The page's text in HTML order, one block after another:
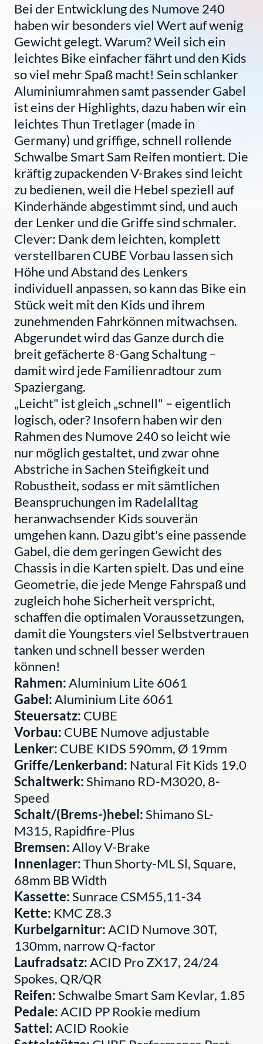
Bei der Entwicklung des Numove 240
haben wir besonders viel Wert auf wenig
Gewicht gelegt. Warum? Weil sich ein
leichtes Bike einfacher fährt und den Kids
so viel mehr Spaß macht! Sein schlanker
Aluminiumrahmen samt passender Gabel
ist eins der Highlights, dazu haben wir ein
leichtes Thun Tretlager (made in
Germany) und griffige, schnell rollende
Schwalbe Smart Sam Reifen montiert. Die
kräftig zupackenden V-Brakes sind leicht
zu bedienen, weil die Hebel speziell auf
Kinderhände abgestimmt sind, und auch
der Lenker und die Griffe sind schmaler.
Clever: Dank dem leichten, komplett
verstellbaren CUBE Vorbau lassen sich
Höhe und Abstand des Lenkers
individuell anpassen, so kann das Bike ein
Stück weit mit den Kids und ihrem
zunehmenden Fahrkönnen mitwachsen.
Abgerundet wird das Ganze durch die
breit gefächerte 8-Gang Schaltung –
damit wird jede Familienradtour zum
Spaziergang.
„Leicht" ist gleich „schnell" – eigentlich
logisch, oder? Insofern haben wir den
Rahmen des Numove 240 so leicht wie
nur möglich gestaltet, und zwar ohne
Abstriche in Sachen Steifigkeit und
Robustheit, sodass er mit sämtlichen
Beanspruchungen im Radelalltag
heranwachsender Kids souverän
umgehen kann. Dazu gibt's eine passende
Gabel, die dem geringen Gewicht des
Chassis in die Karten spielt. Das und eine
Geometrie, die jede Menge Fahrspaß und
zugleich hohe Sicherheit verspricht,
schaffen die optimalen Voraussetzungen,
damit die Youngsters viel Selbstvertrauen
tanken und schnell besser werden
können!
Rahmen:Aluminium Lite 6061
Gabel:Aluminium Lite 6061
Steuersatz: CUBE
Vorbau: CUBE Numove adjustable
Lenker: CUBE KIDS 590mm, Ø 19mm
Griffe/Lenkerband: Natural Fit Kids 19.0
Schaltwerk:Shimano RD-M3020, 8-
Speed
Schalt/(Brems-)hebel:Shimano SL-
M315, Rapidfire-Plus
Bremsen:Alloy V-Brake
Innenlager:Thun Shorty-ML Sl, Square,
68mm BB Width
Kassette:Sunrace CSM55,11-34
Kette: KMC Z8.3
Kurbelgarnitur:ACID Numove 30T,
130mm, narrow Q-factor
Laufradsatz:ACID Pro ZX17, 24/24
Spokes, QR/QR
Reifen:Schwalbe Smart Sam Kevlar, 1.85
Pedale:ACID PP Rookie medium
Sattel:ACID Rookie